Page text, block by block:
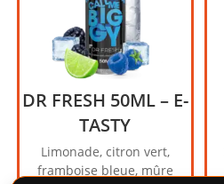
DR FRESH 50ML – E-
TASTY
Limonade, citron vert,
framboise bleue, mûre